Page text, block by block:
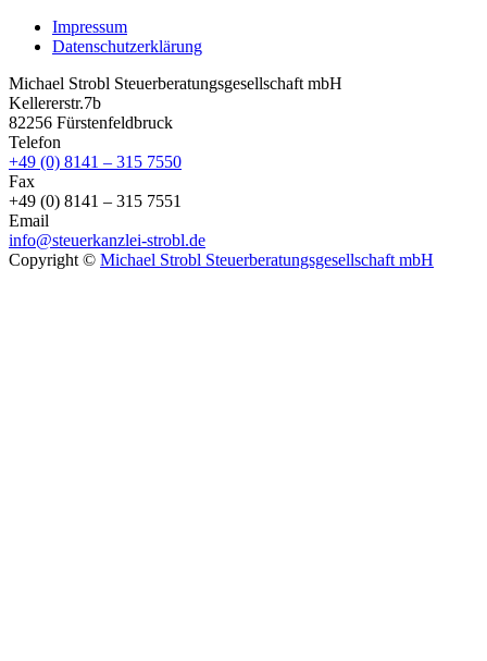
Impressum
Datenschutzerklärung
Michael Strobl Steuerberatungsgesellschaft mbH
Kellererstr.7b
82256 Fürstenfeldbruck
Telefon
+49 (0) 8141 – 315 7550
Fax
+49 (0) 8141 – 315 7551
Email
info@steuerkanzlei-strobl.de
Copyright © Michael Strobl Steuerberatungsgesellschaft mbH